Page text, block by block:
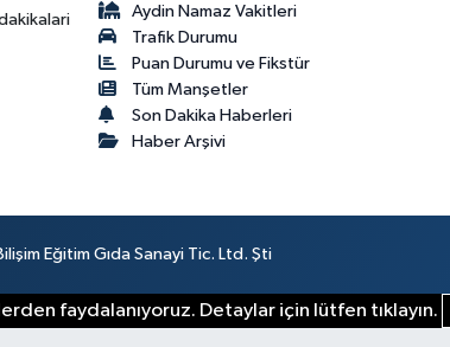
Aydin Namaz Vakitleri
Trafik Durumu
Puan Durumu ve Fikstür
Tüm Manşetler
Son Dakika Haberleri
Haber Arşivi
Eğitim Gıda Sanayi Tic. Ltd. Şti
faydalanıyoruz. Detaylar için lütfen tıklayın.